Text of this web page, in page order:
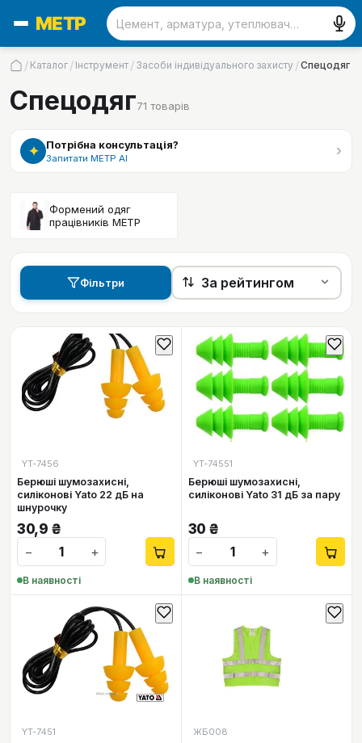
/ Каталог / Інструмент / Засоби індивідуального захисту /Спецодяг
Спецодяг71 товарів
✦ Потрібна консультація?
Запитати МЕТР АІ ›
Формений одяг
працівників МЕТР
Фільтри
YT-7456
Берюші шумозахисні,
силіконові Yato 22 дБ на
шнурочку
30,9 ₴
−
+
В наявності
YT-74551
Берюші шумозахисні,
силіконові Yato 31 дБ за пару
30 ₴
−
+
В наявності
YT-7451 ЖБ008